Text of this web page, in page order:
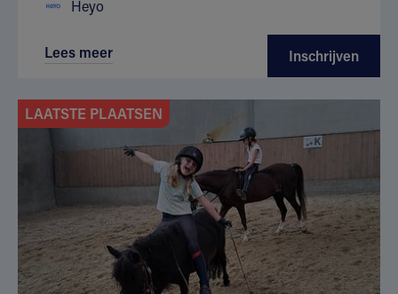
Heyo
Lees meer Inschrijven
LAATSTE PLAATSEN